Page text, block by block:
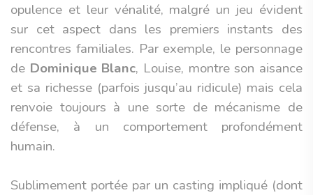
opulence et leur vénalité, malgré un jeu évident
sur cet aspect dans les premiers instants des
rencontres familiales. Par exemple, le personnage
de Dominique Blanc, Louise, montre son aisance
et sa richesse (parfois jusqu’au ridicule) mais cela
renvoie toujours à une sorte de mécanisme de
défense, à un comportement profondément
humain.
Sublimement portée par un casting impliqué (dont